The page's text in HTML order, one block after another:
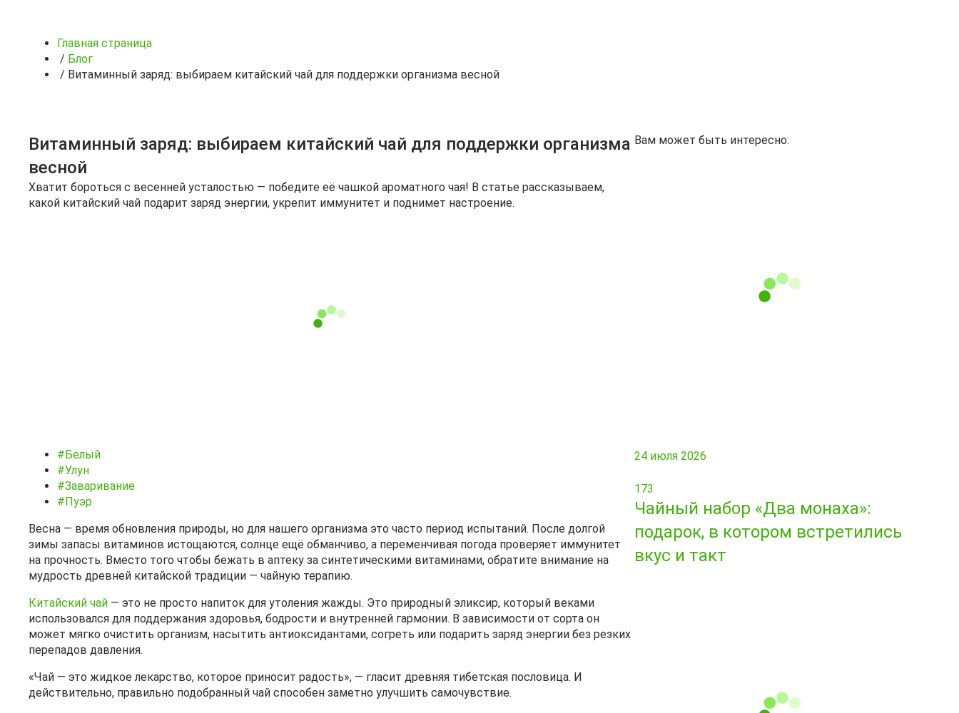
Главная страница
/ Блог
/ Витаминный заряд: выбираем китайский чай для поддержки организма весной
Витаминный заряд: выбираем китайский чай для поддержки организма
весной
Хватит бороться с весенней усталостью — победите её чашкой ароматного чая! В статье рассказываем,
какой китайский чай подарит заряд энергии, укрепит иммунитет и поднимет настроение.
#Белый
#Улун
#Заваривание
#Пуэр
Весна — время обновления природы, но для нашего организма это часто период испытаний. После долгой
зимы запасы витаминов истощаются, солнце ещё обманчиво, а переменчивая погода проверяет иммунитет
на прочность. Вместо того чтобы бежать в аптеку за синтетическими витаминами, обратите внимание на
мудрость древней китайской традиции — чайную терапию.
Китайский чай — это не просто напиток для утоления жажды. Это природный эликсир, который веками
использовался для поддержания здоровья, бодрости и внутренней гармонии. В зависимости от сорта он
может мягко очистить организм, насытить антиоксидантами, согреть или подарить заряд энергии без резких
перепадов давления.
«Чай — это жидкое лекарство, которое приносит радость», — гласит древняя тибетская пословица. И
действительно, правильно подобранный чай способен заметно улучшить самочувствие.
Вам может быть интересно:
24 июля 2026
173
Чайный набор «Два монаха»:
подарок, в котором встретились
вкус и такт